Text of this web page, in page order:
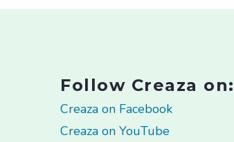
Follow Creaza on:
Creaza on Facebook
Creaza on YouTube